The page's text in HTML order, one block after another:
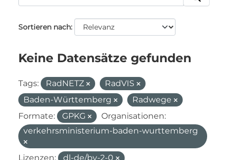
Sortieren nach
Keine Datensätze gefunden
Tags: RadNETZ
RadVIS
Baden-Württemberg
Radwege
Formate:
GPKG
Organisationen:
verkehrsministerium-baden-wurttemberg
Lizenzen: dl-de/by-2-0